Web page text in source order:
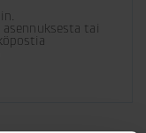
tai
share-
toolbar/share-